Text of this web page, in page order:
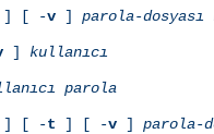
] [ -v ] parola-dosyası
] kullanıcı
parola
] [ -t ] [ -v ] parola-